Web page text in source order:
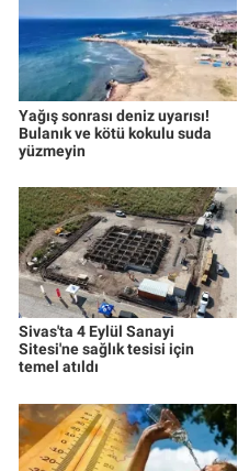
Yağış sonrası deniz uyarısı!
Bulanık ve kötü kokulu suda
yüzmeyin
Sivas'ta 4 Eylül Sanayi
Sitesi'ne sağlık tesisi için
temel atıldı